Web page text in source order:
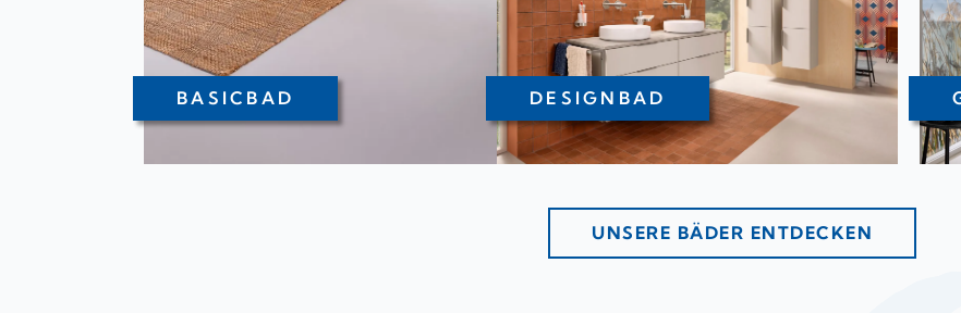
BASICBAD DESIGNBAD
UNSERE BÄDER ENTDECKEN